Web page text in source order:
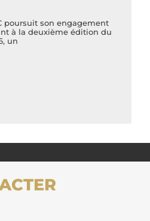
poursuit son engagement
à la deuxième édition du
un